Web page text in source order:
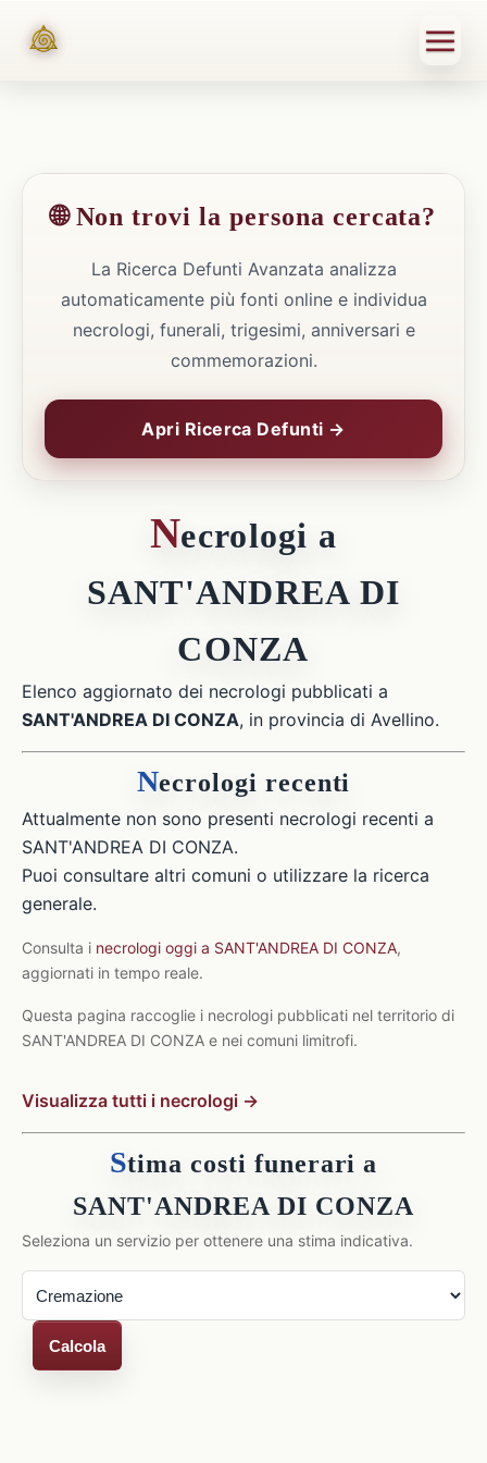
🌐 Non trovi la persona cercata?
La Ricerca Defunti Avanzata analizza
automaticamente più fonti online e individua
necrologi, funerali, trigesimi, anniversari e
commemorazioni.
Apri Ricerca Defunti →
Necrologi a
SANT'ANDREA DI
CONZA
Elenco aggiornato dei necrologi pubblicati a
SANT'ANDREA DI CONZA, in provincia di Avellino.
Necrologi recenti
Attualmente non sono presenti necrologi recenti a
SANT'ANDREA DI CONZA.
Puoi consultare altri comuni o utilizzare la ricerca
generale.
Consulta i necrologi oggi a SANT'ANDREA DI CONZA,
aggiornati in tempo reale.
Questa pagina raccoglie i necrologi pubblicati nel territorio di
SANT'ANDREA DI CONZA e nei comuni limitrofi.
Visualizza tutti i necrologi →
Stima costi funerari a
SANT'ANDREA DI CONZA
Seleziona un servizio per ottenere una stima indicativa.
Calcola